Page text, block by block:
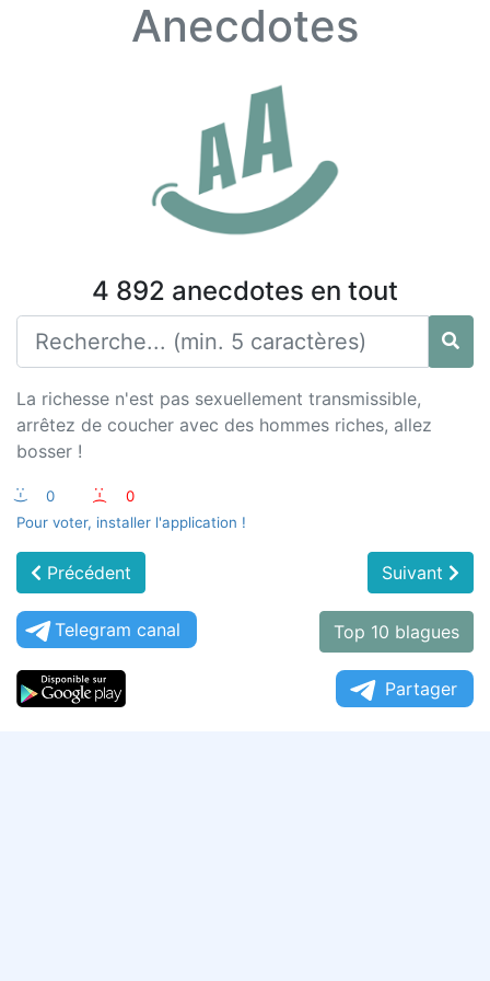
Anecdotes
4 892 anecdotes en tout
La richesse n'est pas sexuellement transmissible,
arrêtez de coucher avec des hommes riches, allez
bosser !
:-) 0 :-(
0
Pour voter, installer l'application !
Précédent Suivant
Telegram canal Top 10 blagues
Partager